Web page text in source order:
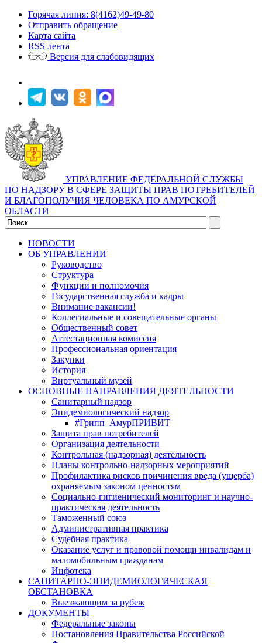
Горячая линия: 8(4162)49-49-80
Отправить обращение
Карта сайта
RSS лента
Версия для слабовидящих
УПРАВЛЕНИЕ ФЕДЕРАЛЬНОЙ СЛУЖБЫ
ПО НАДЗОРУ В СФЕРЕ ЗАЩИТЫ ПРАВ ПОТРЕБИТЕЛЕЙ
И БЛАГОПОЛУЧИЯ ЧЕЛОВЕКА ПО АМУРСКОЙ
ОБЛАСТИ
НОВОСТИ
ОБ УПРАВЛЕНИИ
Руководство
Структура
Функции и полномочия
Государственная служба и кадры
Внимание вакансии!
Коллегиальные и совещательные органы
Общественный совет
Аттестационная комиссия
Профессиональная ориентация
Закупки
История
Виртуальный музей
ОСНОВНЫЕ НАПРАВЛЕНИЯ ДЕЯТЕЛЬНОСТИ
Санитарный надзор
Эпидемиологический надзор
#Грипп_АмурПРИВИТ
Защита прав потребителей
Организация деятельности
Контрольная (надзорная) деятельность
Планы контрольно-надзорных мероприятий
Профилактика рисков причинения вреда (ущерба)
охраняемым законом ценностям
Социально-гигиенический мониторинг и научно-
практическая деятельность
Таможенный союз
Административная практика
Судебная практика
Оказание услуг и правовой помощи инвалидам и
маломобильным гражданам
Инфотека
САНИТАРНО-ЭПИДЕМИОЛОГИЧЕСКАЯ
ОБСТАНОВКА
Выезжающим за рубеж
ДОКУМЕНТЫ
Федеральные законы
Постановления Правительства Российской